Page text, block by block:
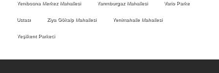
Yenibosna Merkez Mahallesi Yarımburgaz Mahallesi Vario Parke
Ustası Ziya Gökalp Mahallesi Yenimahalle Mahallesi
Yeşilkent Parkeci